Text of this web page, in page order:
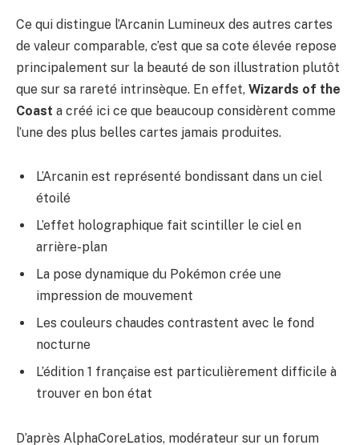
Ce qui distingue l’Arcanin Lumineux des autres cartes
de valeur comparable, c’est que sa cote élevée repose
principalement sur la beauté de son illustration plutôt
que sur sa rareté intrinsèque. En effet, Wizards of the
Coast a créé ici ce que beaucoup considèrent comme
l’une des plus belles cartes jamais produites.
L’Arcanin est représenté bondissant dans un ciel
étoilé
L’effet holographique fait scintiller le ciel en
arrière-plan
La pose dynamique du Pokémon crée une
impression de mouvement
Les couleurs chaudes contrastent avec le fond
nocturne
L’édition 1 française est particulièrement difficile à
trouver en bon état
D’après AlphaCoreLatios, modérateur sur un forum